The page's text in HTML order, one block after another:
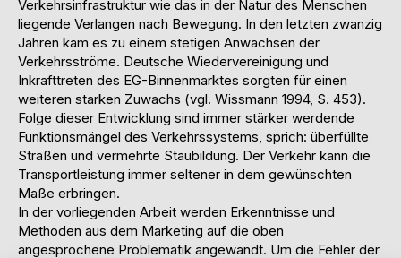
Verkehrsinfrastruktur wie das in der Natur des Menschen
liegende Verlangen nach Bewegung. In den letzten zwanzig
Jahren kam es zu einem stetigen Anwachsen der
Verkehrsströme. Deutsche Wiedervereinigung und
Inkrafttreten des EG-Binnenmarktes sorgten für einen
weiteren starken Zuwachs (vgl. Wissmann 1994, S. 453).
Folge dieser Entwicklung sind immer stärker werdende
Funktionsmängel des Verkehrssystems, sprich: überfüllte
Straßen und vermehrte Staubildung. Der Verkehr kann die
Transportleistung immer seltener in dem gewünschten
Maße erbringen.
In der vorliegenden Arbeit werden Erkenntnisse und
Methoden aus dem Marketing auf die oben
angesprochene Problematik angewandt. Um die Fehler der